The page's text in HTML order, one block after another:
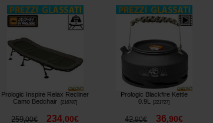
Prologic Inspire Relax Recliner
Camo Bedchair
[216787]
259,00€ 234,00€
Prologic Blackfire Kettle
0.9L
221727]
42,90€ 36,90€